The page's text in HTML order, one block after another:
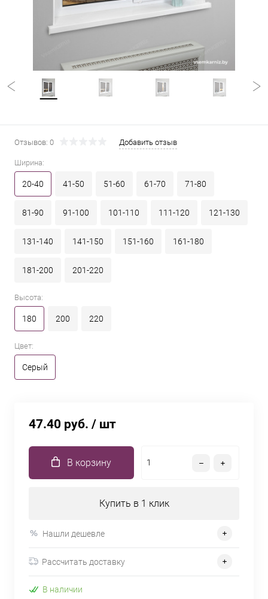
Отзывов: 0 Добавить отзыв
Ширина:
20-40 41-50 51-60 61-70 71-80
81-90 91-100 101-110 111-120 121-130
131-140 141-150 151-160 161-180
181-200 201-220
Высота:
180 200 220
Цвет:
Серый
47.40 руб. / шт
В корзину
Купить в 1 клик
Нашли дешевле
Рассчитать доставку
В наличии